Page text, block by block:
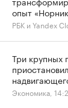
опыт
РБК и Yandex
Три крупных
Экономика,